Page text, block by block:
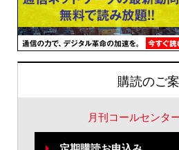
購読のご
月刊コールセンタ